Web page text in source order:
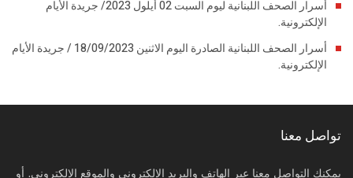
أسرار الصحف اللبنانية ليوم السبت 02 أيلول 2023/ جريدة الأيام
الإلكترونية.
أسرار الصحف اللبنانية الصادرة اليوم الاثنين 18/09/2023 / جريدة الأيام
الإلكترونية.
تواصل معنا
يمكنك التواصل معنا عبر الهاتف والبريد الإلكتروني والموقع الإلكتروني. أو